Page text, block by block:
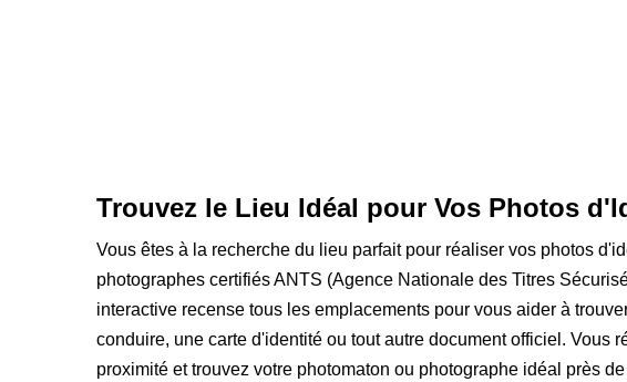
Trouvez le Lieu Idéal pour Vos Photos
Vous êtes à la recherche du lieu parfait pour réaliser vos photos
photographes certifiés ANTS (Agence Nationale des Titres
interactive recense tous les emplacements pour vous aider à
conduire, une carte d'identité ou tout autre document officiel.
proximité et trouvez votre photomaton ou photographe idéal près